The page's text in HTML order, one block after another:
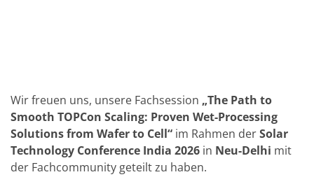
Ersatzteilservice
Upgrades
Training
Technologie
Technologiezentren
Prozesstechnologie
Wir freuen uns, unsere Fachsession „The Path to
Smooth TOPCon Scaling: Proven Wet-Processing
Solutions from Wafer to Cell“ im Rahmen derSolar
Technology Conference India 2026 in Neu-Delhi mit
der Fachcommunity geteilt zu haben.